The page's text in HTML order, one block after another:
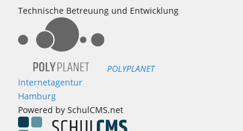
Technische Betreuung und Entwicklung
POLYPLANET
Internetagentur
Hamburg
Powered by SchulCMS.net